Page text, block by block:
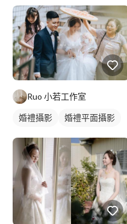
Ruo 小若工作室
婚禮攝影 婚禮平面攝影